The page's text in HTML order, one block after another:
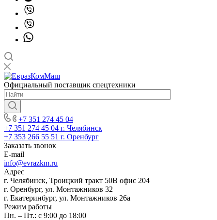
Официальный поставщик спецтехники
+7 351 274 45 04
+7 351 274 45 04 г. Челябинск
+7 353 266 55 51 г. Оренбург
Заказать звонок
E-mail
info@evrazkm.ru
Адрес
г. Челябинск, Троицкий тракт 50В офис 204
г. Оренбург, ул. Монтажников 32
г. Екатеринбург, ул. Монтажников 26а
Режим работы
Пн. – Пт.: с 9:00 до 18:00